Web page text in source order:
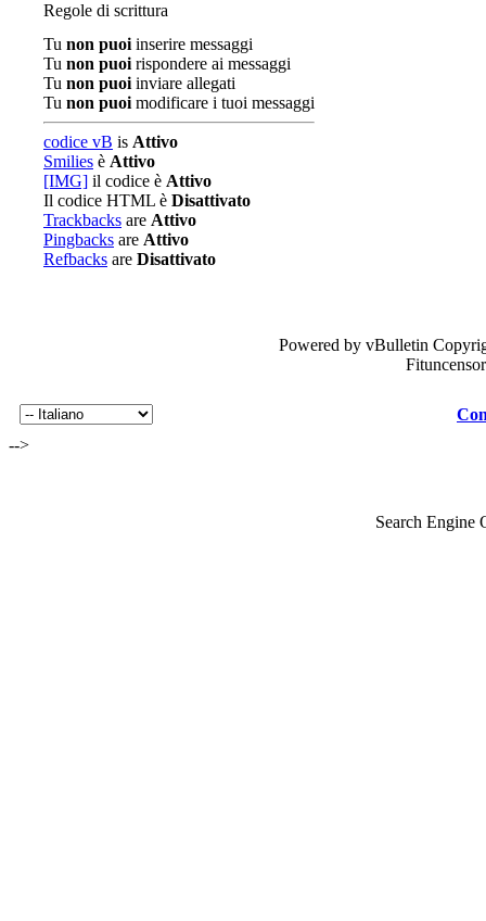
Regole di scrittura
Tu non puoi inserire messaggi
Tu non puoi rispondere ai messaggi
Tu non puoi inviare allegati
Tu non puoi modificare i tuoi messaggi
codice vB is Attivo
Smilies è Attivo
[IMG] il codice è Attivo
Il codice HTML è Disattivato
Trackbacks are Attivo
Pingbacks are Attivo
Refbacks are Disattivato
Powered by vBulletin
-->
Search Engine